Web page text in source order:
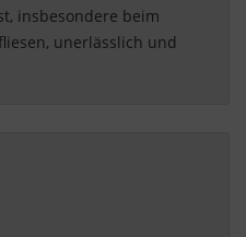
unerlässlich und